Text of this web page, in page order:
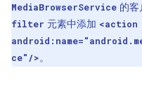
MediaBrowserService 的
filter 元素中添加 <action
ce"/>。